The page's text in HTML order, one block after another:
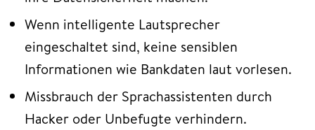
Wenn intelligente Lautsprecher
eingeschaltet sind, keine sensiblen
Informationen wie Bankdaten laut vorlesen.
Missbrauch der Sprachassistenten durch
Hacker oder Unbefugte verhindern.